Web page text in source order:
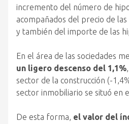
incremento del número de
acompañados del precio de
y también del importe de las
En el área de las sociedades
un ligero descenso del 1,1%
sector de la construcción (-
sector inmobiliario se situó en
De esta forma, el valor del